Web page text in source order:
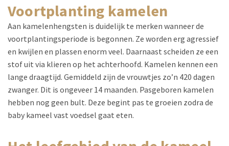
voortplanting kamelen
Aan kamelenhengsten is duidelijk te merken wanneer de
voortplantingsperiode is begonnen. Ze worden erg agressief
en kwijlen en plassen enorm veel. Daarnaast scheiden ze een
stof uit via klieren op het achterhoofd. Kamelen kennen een
lange draagtijd. Gemiddeld zijn de vrouwtjes zo’n 420 dagen
zwanger. Dit is ongeveer 14 maanden. Pasgeboren kamelen
hebben nog geen bult. Deze begint pas te groeien zodra de
baby kameel vast voedsel gaat eten.